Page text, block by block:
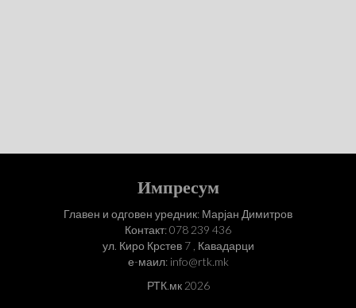
Импресум
Главен и одговен уредник: Марјан Димитров
Контакт: 078 239 436
ул. Киро Крстев 7 , Кавадарци
е-маил: info@rtk.mk
РТК.мк 2026